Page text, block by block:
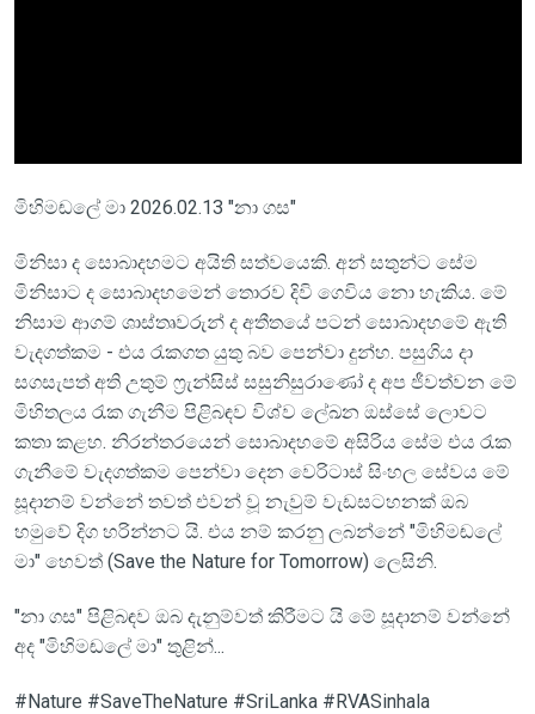
මිහිමඬලේ මා 2026.02.13 "නා ගස"
මිනිසා ද සොබාදහමට අයිති සත්වයෙකි. අන් සතුන්ට සේම
මිනිසාට ද සොබාදහමෙන් තොරව දිවි ගෙවිය නො හැකිය. මේ
නිසාම ආගම් ශාස්තෘවරුන් ද අතීතයේ පටන් සොබාදහමේ ඇති
වැදගත්කම - එය රැකගත යුතු බව පෙන්වා දුන්හ. පසුගිය දා
සගසැපත් අති උතුම් ෆ්‍රැන්සිස් සසුනිසුරාණෝ ද අප ජීවත්වන මේ
මිහිතලය රැක ගැනීම පිළිබඳව විශ්ව ලේඛන ඔස්සේ ලොවට
කතා කළහ. නිරන්තරයෙන් සොබාදහමේ අසිරිය සේම එය රැක
ගැනීමේ වැදගත්කම පෙන්වා දෙන වෙරිටාස් සිංහල සේවය මේ
සූදානම් වන්නේ තවත් එවන් වූ නැවුම් වැඩසටහනක් ඔබ
හමුවේ දිග හරින්නට යි. එය නම් කරනු ලබන්නේ "මිහිමඬලේ
මා" හෙවත් (Save the Nature for Tomorrow) ලෙසිනි.
"නා ගස" පිළිබඳව ඔබ දැනුම්වත් කිරීමට යි මේ සූදානම් වන්නේ
අද "මිහිමඬලේ මා" තුළින්...
#Nature #SaveTheNature #SriLanka #RVASinhala